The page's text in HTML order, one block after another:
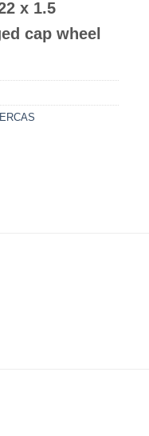
x 1.5
cap wheel